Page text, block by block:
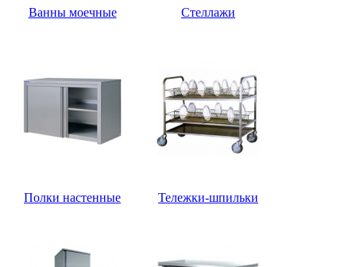
Ванны моечные Стеллажи
Полки настенные Тележки-шпильки